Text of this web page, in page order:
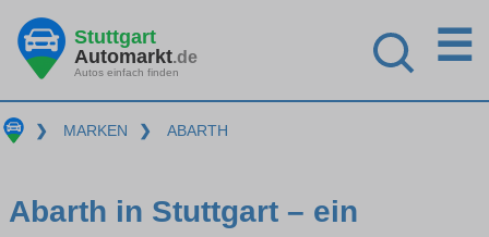
Stuttgart
Automarkt.de
Autos einfach finden
☰
❯ MARKEN ❯ ABARTH
Abarth in Stuttgart – ein